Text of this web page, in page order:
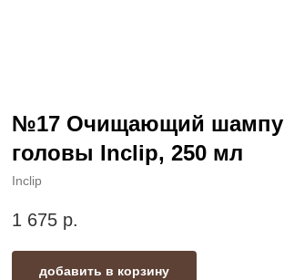
№17 Очищающий
головы Inclip, 250 мл
Inclip
1 675 р.
добавить в корзину